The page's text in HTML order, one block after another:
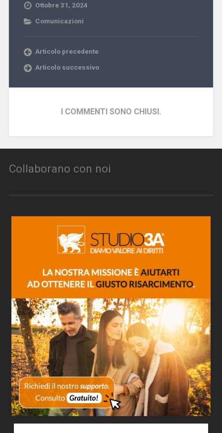
Ottobre 31, 2024
Comunicazioni
Articolo precedente
Articolo successivo
I COMMENTI SONO CHIUSI.
Collaborano con noi